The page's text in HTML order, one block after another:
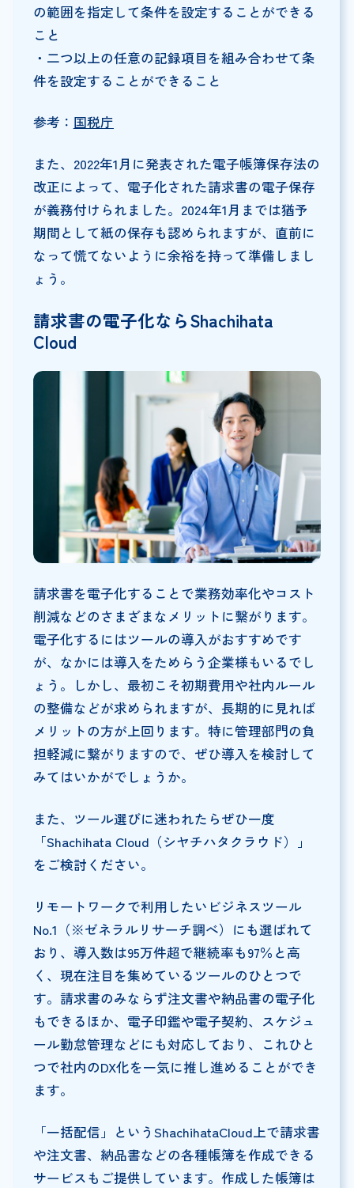
の範囲を指定して条件を設定することができる
こと
・二つ以上の任意の記録項目を組み合わせて条
件を設定することができること
参考： 国税庁
また、2022年1月に発表された電子帳簿保存法の
改正によって、電子化された請求書の電子保存
が義務付けられました。2024年1月までは猶予
期間として紙の保存も認められますが、直前に
なって慌てないように余裕を持って準備しまし
ょう。
請求書の電子化ならShachihata
Cloud
請求書を電子化することで業務効率化やコスト
削減などのさまざまなメリットに繋がります。
電子化するにはツールの導入がおすすめです
が、なかには導入をためらう企業様もいるでし
ょう。しかし、最初こそ初期費用や社内ルール
の整備などが求められますが、長期的に見れば
メリットの方が上回ります。特に管理部門の負
担軽減に繋がりますので、ぜひ導入を検討して
みてはいかがでしょうか。
また、ツール選びに迷われたらぜひ一度
「Shachihata Cloud（シヤチハタクラウド）」
をご検討ください。
リモートワークで利用したいビジネスツール
No.1（※ゼネラルリサーチ調べ）にも選ばれて
おり、導入数は95万件超で継続率も97％と高
く、現在注目を集めているツールのひとつで
す。請求書のみならず注文書や納品書の電子化
もできるほか、電子印鑑や電子契約、スケジュ
ール勤怠管理などにも対応しており、これひと
つで社内のDX化を一気に推し進めることができ
ます。
「一括配信」というShachihataCloud上で請求書
や注文書、納品書などの各種帳簿を作成できる
サービスもご提供しています。作成した帳簿は